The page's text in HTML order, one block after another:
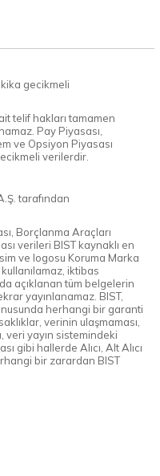
gecikmeli
telif hakları tamamen
Pay Piyasası,
ve Opsiyon Piyasası
verilerdir.
tarafından
Borçlanma Araçları
verileri BIST kaynaklı en
ve logosu Koruma Marka
iktibas
açıklanan tüm belgelerin
yayınlanamaz. BIST,
herhangi bir garanti
verinin ulaşmaması,
veri yayın sistemindeki
gibi hallerde Alıcı, Alt Alıcı
bir zarardan BIST